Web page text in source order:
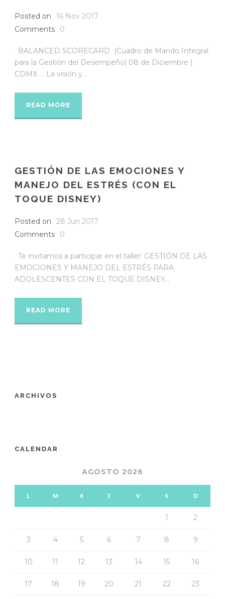
Posted on
16 Nov 2017
Comments
0
. BALANCED SCORECARD (Cuadro de Mando Integral
para la Gestión del Desempeño) 08 de Diciembre |
CDMX . . La visión y...
READ MORE
GESTIÓN DE LAS EMOCIONES Y
MANEJO DEL ESTRÉS (CON EL
TOQUE DISNEY)
Posted on
28 Jun 2017
Comments
0
. Te invitamos a participar en el taller: GESTIÓN DE LAS
EMOCIONES Y MANEJO DEL ESTRÉS PARA
ADOLESCENTES CON EL TOQUE DISNEY...
READ MORE
ARCHIVOS
CALENDAR
AGOSTO 2026
L M X J V S D
1 2
3 4 5 6 7 8 9
10 11 12 13 14 15 16
17 18 19 20 21 22 23